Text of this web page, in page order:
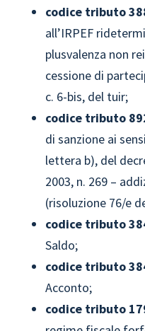
codice tributo
all’IRPEF
plusvalenza non
cessione di
c. 6-bis, del tuir;
codice tributo
di sanzione ai
lettera b), del
2003, n. 269 –
(risoluzione 76/e
codice tributo
Saldo;
codice tributo
Acconto;
codice tributo